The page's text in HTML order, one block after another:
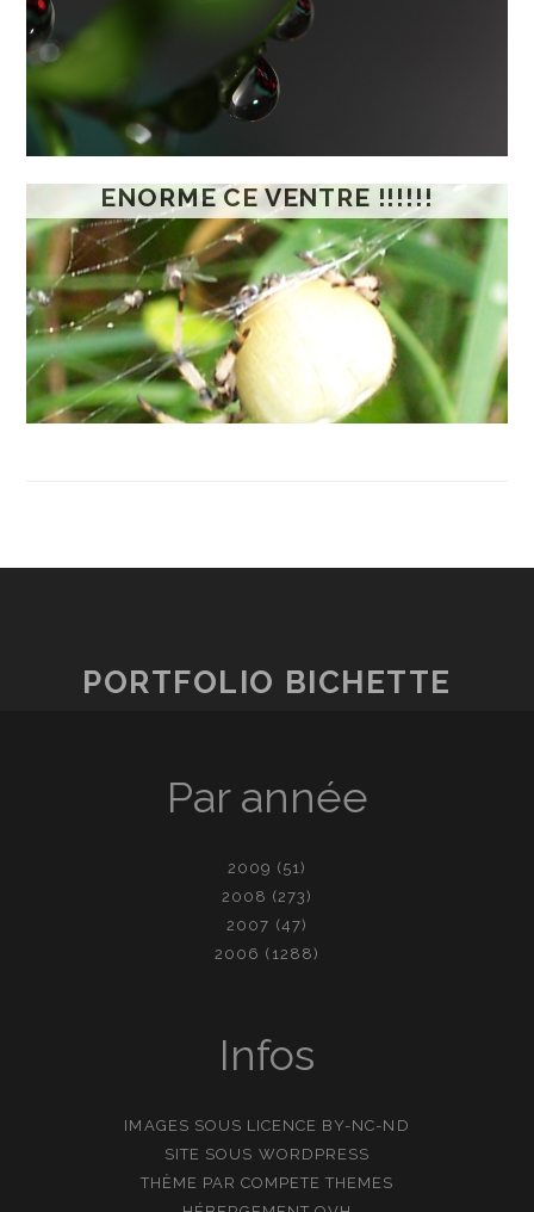
ENORME CE VENTRE !!!!!!
PORTFOLIO BICHETTE
Par année
2009 (51)
2008 (273)
2007 (47)
2006 (1288)
Infos
IMAGES SOUS LICENCE BY-NC-ND
SITE SOUS WORDPRESS
THÈME PAR COMPETE THEMES